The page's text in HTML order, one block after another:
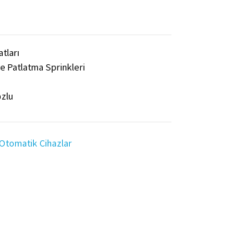
Patlatma Sprinkleri
Cihazlar